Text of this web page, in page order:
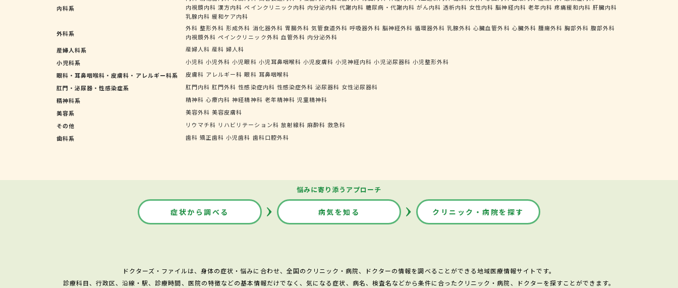
内科系
内視鏡内科 漢方内科 ペインクリニック内科 内分泌内科 代謝内科 糖尿病・代謝内科 がん内科 透析内科 女性内科 脳神経内科 老年内科 疼痛緩和内科 肝臓内科
乳腺内科 緩和ケア内科
外科系
外科 整形外科 形成外科 消化器外科 胃腸外科 気管食道外科 呼吸器外科 脳神経外科 循環器外科 乳腺外科 心臓血管外科 心臓外科 腫瘍外科 胸部外科 腹部外科
内視鏡外科 ペインクリニック外科 血管外科 内分泌外科
産婦人科系
産婦人科 産科 婦人科
小児科系
小児科 小児外科 小児眼科 小児耳鼻咽喉科 小児皮膚科 小児神経内科 小児泌尿器科 小児整形外科
眼科・耳鼻咽喉科・皮膚科・アレルギー科系
皮膚科 アレルギー科 眼科 耳鼻咽喉科
肛門・泌尿器・性感染症系
肛門内科 肛門外科 性感染症内科 性感染症外科 泌尿器科 女性泌尿器科
精神科系
精神科 心療内科 神経精神科 老年精神科 児童精神科
美容系
美容外科 美容皮膚科
その他
リウマチ科 リハビリテーション科 放射線科 麻酔科 救急科
歯科系
歯科 矯正歯科 小児歯科 歯科口腔外科
悩みに寄り添うアプローチ
症状から調べる 病気を知る クリニック・病院を探す
ドクターズ・ファイルは、身体の症状・悩みに合わせ、全国のクリニック・病院、ドクターの情報を調べることができる地域医療情報サイトです。
診療科目、行政区、沿線・駅、診療時間、医院の特徴などの基本情報だけでなく、気になる症状、病名、検査名などから条件に合ったクリニック・病院、ドクターを探すことができます。